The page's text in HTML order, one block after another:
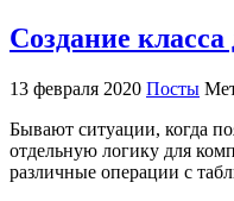
Создание
13 февраля 2020 Посты
Бывают ситуации, когда
отдельную логику для
различные операции с